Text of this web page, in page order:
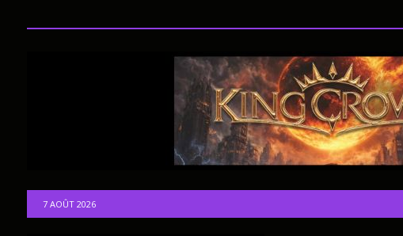
7 AOÛT 2026